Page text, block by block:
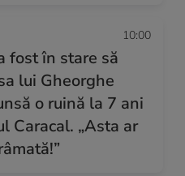
10:00
fost în stare să
lui Gheorghe
o ruină la 7 ani
Caracal. „Asta ar